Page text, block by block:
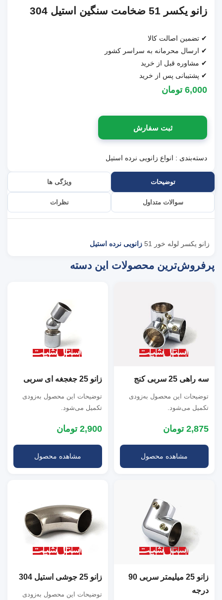
زانو یکسر 51 ضخامت سنگین استیل 304
✔ تضمین اصالت کالا
✔ ارسال محرمانه به سراسر کشور
✔ مشاوره قبل از خرید
✔ پشتیبانی پس از خرید
6,000 تومان
ثبت سفارش
دسته‌بندی : انواع زانویی نرده استیل
توضیحات ویژگی ها
سوالات متداول نظرات
زانو یکسر لوله خور 51 زانویی نرده استیل
پرفروش‌ترین محصولات این دسته
سه راهی 25 سربی کنج
توضیحات این محصول به‌زودی
تکمیل می‌شود.
2,875 تومان
مشاهده محصول
زانو 25 جغجغه ای سربی
توضیحات این محصول به‌زودی
تکمیل می‌شود.
2,900 تومان
مشاهده محصول
زانو 25 میلیمتر سربی 90
درجه
زانو 25 جوشی استیل 304
توضیحات این محصول به‌زودی